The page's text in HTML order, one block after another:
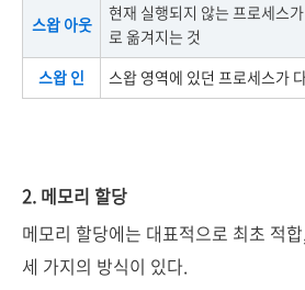
스왑 아웃
현재 실행되지 않는 프로세스
로 옮겨지는 것
스왑 인
스왑 영역에 있던 프로세스가
2. 메모리 할당
메모리 할당에는 대표적으로 최초 적
세 가지의 방식이 있다.